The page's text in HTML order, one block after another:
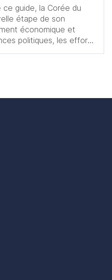
guide, la Corée du
étape de son
économique et
objectifs de
au vieillissement de
basée principalement